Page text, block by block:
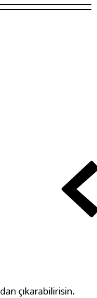
çıkarabilirisin.